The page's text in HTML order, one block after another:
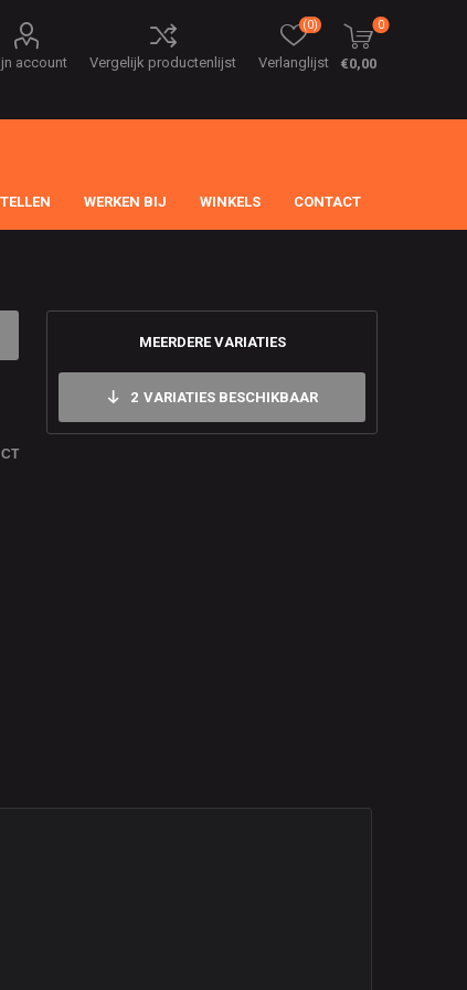
account Vergelijk productenlijst Verlanglijst
(0) 0
€0,00
WERKEN BIJ WINKELS CONTACT
MEERDERE VARIATIES
2 VARIATIES BESCHIKBAAR